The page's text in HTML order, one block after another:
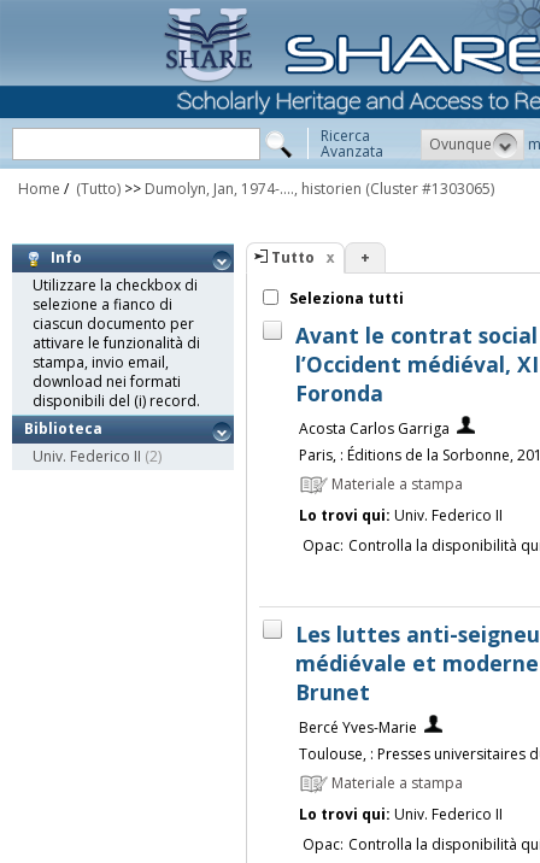
Ricerca
Avanzata Ovunque
Home / (Tutto) >> Dumolyn, Jan, 1974-...., historien (Cluster #1303065)
Info
Utilizzare la checkbox di
selezione a fianco di
ciascun documento per
attivare le funzionalità di
stampa, invio email,
download nei formati
disponibili del (i) record.
Biblioteca
Univ. Federico II (2)
Tutto +
Seleziona tutti
Avant le contrat
l’Occident médiéval,
Foronda
Acosta Carlos Garriga
Paris, : Éditions de la Sorbonne,
Materiale a stampa
Lo trovi qui: Univ. Federico II
Opac: Controlla la disponibilità
Les luttes anti-
médiévale et
Brunet
Bercé Yves-Marie
Toulouse, : Presses universitaires
Materiale a stampa
Lo trovi qui: Univ. Federico II
Opac: Controlla la disponibilità